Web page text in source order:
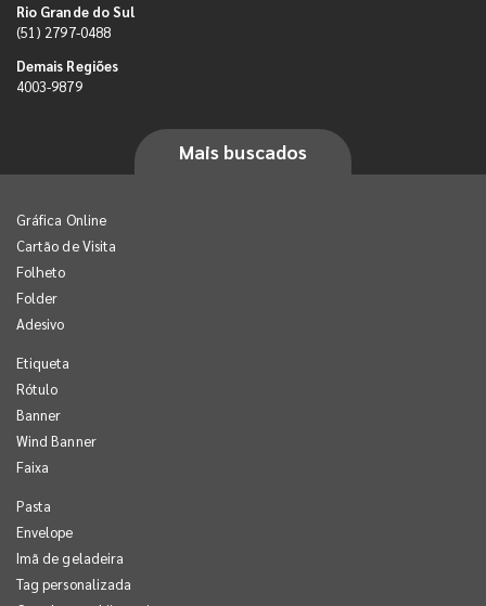
Rio Grande do Sul
(51) 2797-0488
Demais Regiões
4003-9879
Mais buscados
Gráfica Online
Cartão de Visita
Folheto
Folder
Adesivo
Etiqueta
Rótulo
Banner
Wind Banner
Faixa
Pasta
Envelope
Imã de geladeira
Tag personalizada